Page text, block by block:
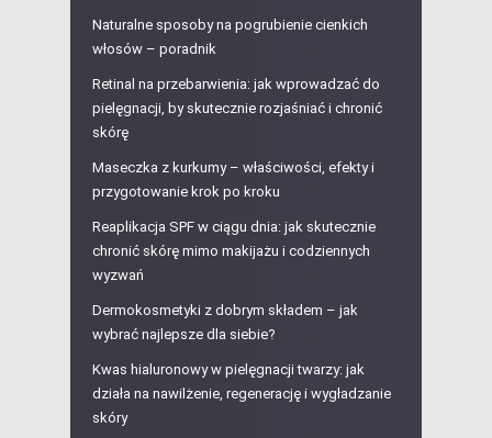
Naturalne sposoby na pogrubienie cienkich
włosów – poradnik
Retinal na przebarwienia: jak wprowadzać do
pielęgnacji, by skutecznie rozjaśniać i chronić
skórę
Maseczka z kurkumy – właściwości, efekty i
przygotowanie krok po kroku
Reaplikacja SPF w ciągu dnia: jak skutecznie
chronić skórę mimo makijażu i codziennych
wyzwań
Dermokosmetyki z dobrym składem – jak
wybrać najlepsze dla siebie?
Kwas hialuronowy w pielęgnacji twarzy: jak
działa na nawilżenie, regenerację i wygładzanie
skóry